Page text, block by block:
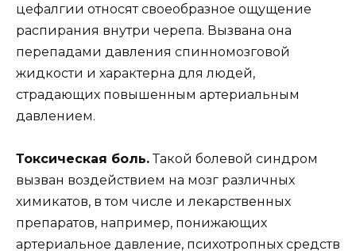
цефалгии относят своеобразное ощущение
распирания внутри черепа. Вызвана она
перепадами давления спинномозговой
жидкости и характерна для людей,
страдающих повышенным артериальным
давлением.
Токсическая боль.Такой болевой синдром
вызван воздействием на мозг различных
химикатов, в том числе и лекарственных
препаратов, например, понижающих
артериальное давление, психотропных средств